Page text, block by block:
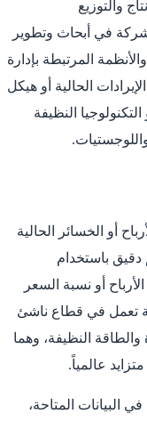
والتوزيع
في أبحاث وتطوير
المرتبطة بإدارة
الحالية أو هيكل
النظيفة
أو الخسائر الحالية
باستخدام
أو نسبة السعر
تعمل في قطاع ناشئ
والطاقة النظيفة، وهما
عالمياً.
البيانات المتاحة،